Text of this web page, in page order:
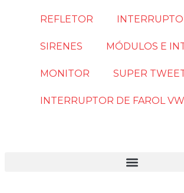
REFLETOR
SIRENES MÓDULOS E
MONITOR SUPER
INTERRUPTOR DE FAROL VW